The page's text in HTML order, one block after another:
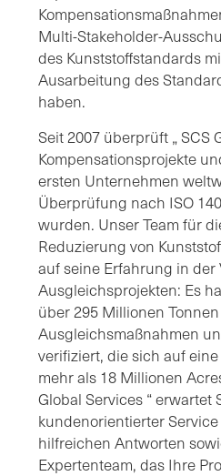
Multi-Stakeholder-
des Kunststoffstandards
Ausarbeitung des
haben.
Seit 2007 überprüft „ SCS
Kompensationsprojekte
ersten Unternehmen
Überprüfung nach ISO
wurden. Unser Team für
Reduzierung von
auf seine Erfahrung in der
Ausgleichsprojekten: Es
über 295 Millionen Tonnen
Ausgleichsmaßnahmen
verifiziert, die sich auf
mehr als 18 Millionen
Global Services “ erwartet
kundenorientierter
hilfreichen Antworten
Expertenteam, das Ihre